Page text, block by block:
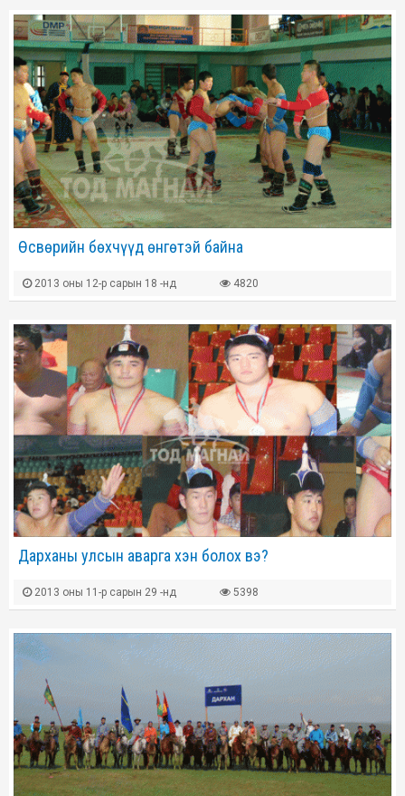
Өсвөрийн бөхчүүд өнгөтэй байна
2013 оны 12-р сарын 18 -нд 4820
Дарханы улсын аварга хэн болох вэ?
2013 оны 11-р сарын 29 -нд 5398